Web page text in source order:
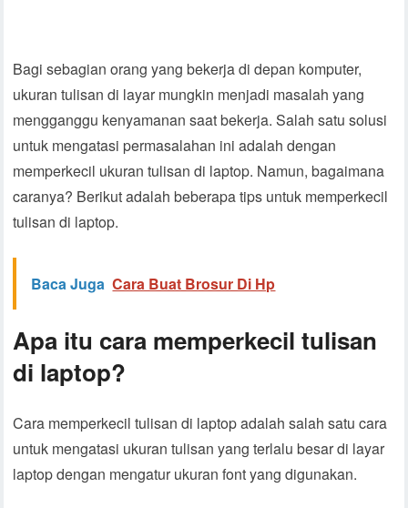
Bagi sebagian orang yang bekerja di depan komputer,
ukuran tulisan di layar mungkin menjadi masalah yang
mengganggu kenyamanan saat bekerja. Salah satu solusi
untuk mengatasi permasalahan ini adalah dengan
memperkecil ukuran tulisan di laptop. Namun, bagaimana
caranya? Berikut adalah beberapa tips untuk memperkecil
tulisan di laptop.
Baca Juga Cara Buat Brosur Di Hp
Apa itu cara memperkecil tulisan
di laptop?
Cara memperkecil tulisan di laptop adalah salah satu cara
untuk mengatasi ukuran tulisan yang terlalu besar di layar
laptop dengan mengatur ukuran font yang digunakan.